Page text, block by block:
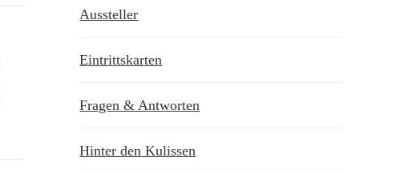
Aussteller
Eintrittskarten
Fragen & Antworten
Hinter den Kulissen